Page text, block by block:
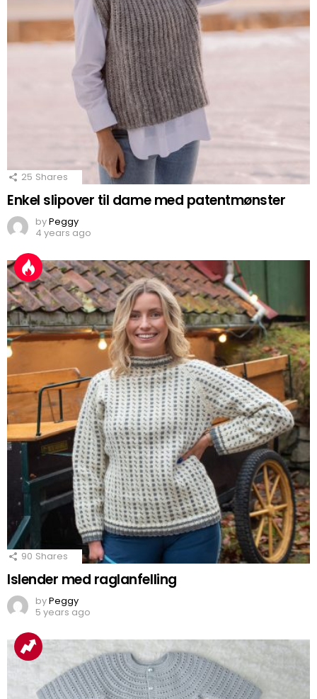
25 Shares
Enkel slipover til dame med patentmønster
byPeggy
4 years ago
90 Shares
Islender med raglanfelling
byPeggy
5 years ago